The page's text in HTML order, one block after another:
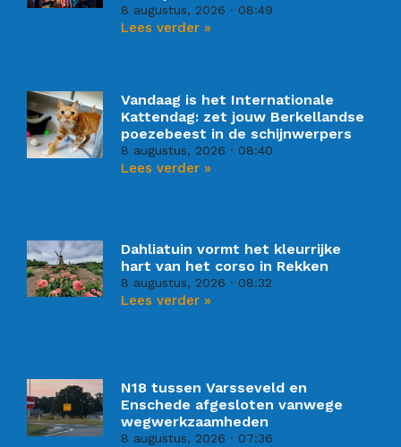
8 augustus, 2026 08:49
Lees verder »
Vandaag is het Internationale
Kattendag: zet jouw Berkellandse
poezebeest in de schijnwerpers
8 augustus, 2026 08:40
Lees verder »
Dahliatuin vormt het kleurrijke
hart van het corso in Rekken
8 augustus, 2026 08:32
Lees verder »
N18 tussen Varsseveld en
Enschede afgesloten vanwege
wegwerkzaamheden
8 augustus, 2026 07:36